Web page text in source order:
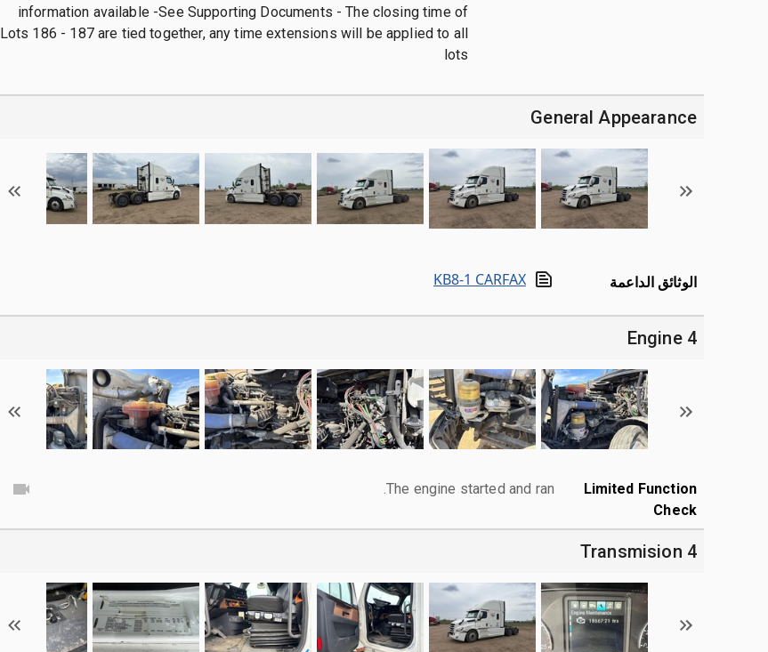
information available -See Supporting Documents - The closing time of
Lots 186 - 187 are tied together, any time extensions will be applied to all
lots
General Appearance
الوثائق الداعمة KB8-1 CARFAX
4 Engine
Limited Function
Check
The engine started and ran.
4 Transmision